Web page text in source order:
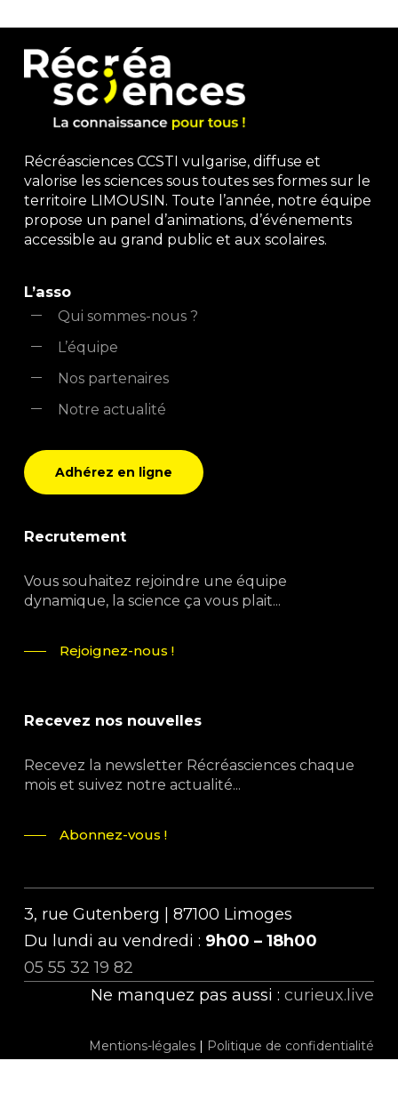
Récréasciences CCSTI vulgarise, diffuse et
valorise les sciences sous toutes ses formes sur le
territoire LIMOUSIN. Toute l’année, notre équipe
propose un panel d’animations, d’événements
accessible au grand public et aux scolaires.
L’asso
Qui sommes-nous ?
L’équipe
Nos partenaires
Notre actualité
Adhérez en ligne
Recrutement
Vous souhaitez rejoindre une équipe
dynamique, la science ça vous plait...
Rejoignez-nous !
Recevez nos nouvelles
Recevez la newsletter Récréasciences chaque
mois et suivez notre actualité...
Abonnez-vous !
3, rue Gutenberg | 87100 Limoges
Du lundi au vendredi : 9h00 – 18h00
05 55 32 19 82
Ne manquez pas aussi :curieux.live
Mentions-légales | Politique de confidentialité